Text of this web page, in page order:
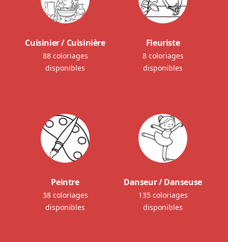
Cuisinier / Cuisinière
88 coloriages
disponibles
Fleuriste
8 coloriages
disponibles
Peintre
38 coloriages
disponibles
Danseur / Danseuse
135 coloriages
disponibles